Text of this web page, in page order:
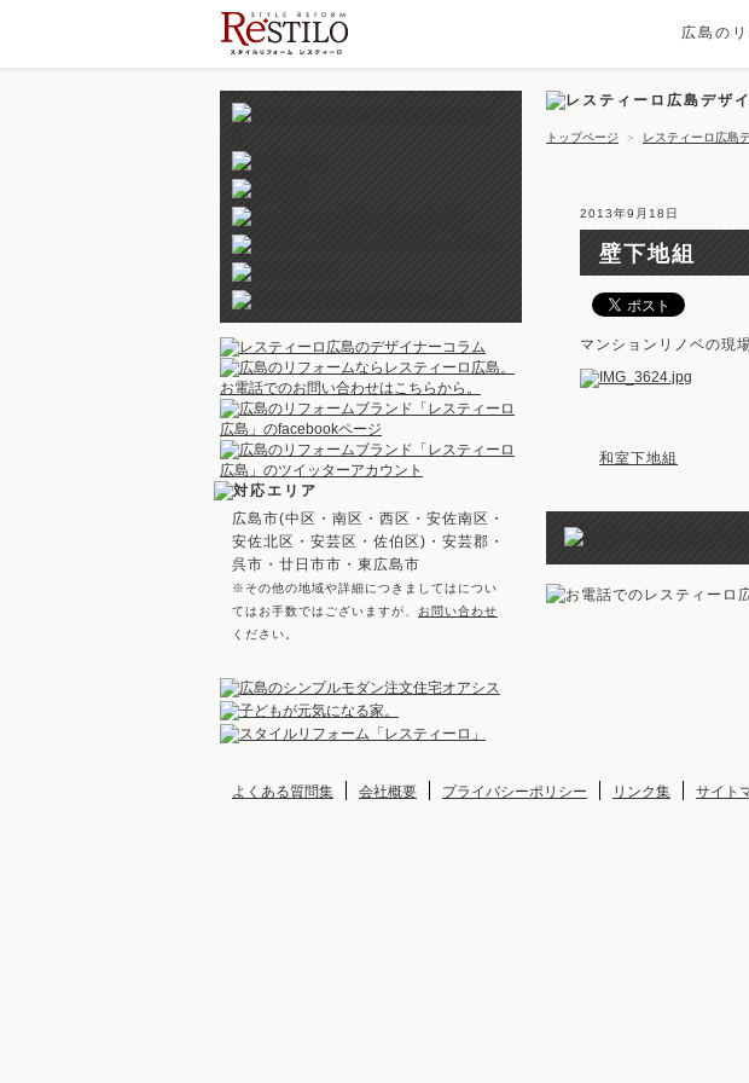
広島の
トップページ ＞ レスティーロ広島
2013年9月18日
壁下地組
マンションリノベの現
和室下地組
広島市(中区・南区・西区・安佐南区・
安佐北区・安芸区・佐伯区)・安芸郡・
呉市・廿日市市・東広島市
※その他の地域や詳細につきましてはについ
てはお手数ではございますが、 お問い合わせ
ください。
よくある質問集 会社概要 プライバシーポリシー リンク集 サイト